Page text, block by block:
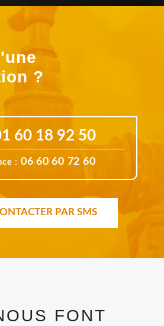
?
60 18 92 50
: 06 60 60 72 60
PAR SMS
FONT